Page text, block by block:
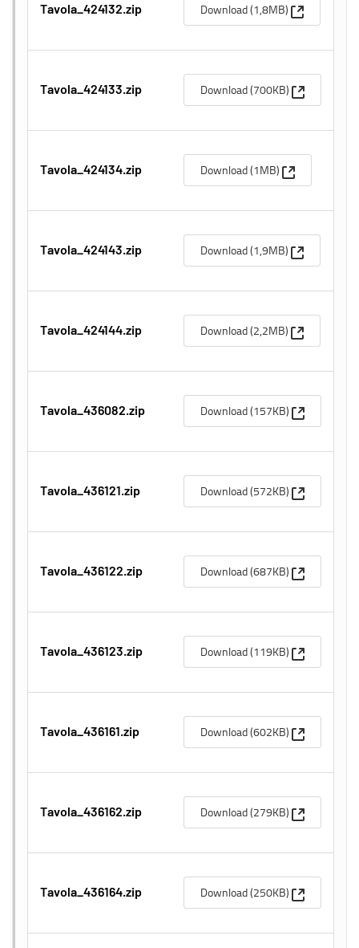
Tavola_424132.zip Download (1,8MB) (Apre una
Tavola_424133.zip Download (700KB) (Apre una
Tavola_424134.zip Download (1MB) (Apre una
Tavola_424143.zip Download (1,9MB) (Apre una
Tavola_424144.zip Download (2,2MB) (Apre una
Tavola_436082.zip Download (157KB) (Apre una
Tavola_436121.zip Download (572KB) (Apre una
Tavola_436122.zip Download (687KB) (Apre una
Tavola_436123.zip Download (119KB) (Apre una
Tavola_436161.zip Download (602KB) (Apre una
Tavola_436162.zip Download (279KB) (Apre una
Tavola_436164.zip Download (250KB) (Apre una